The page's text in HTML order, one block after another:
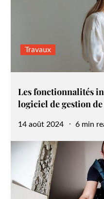
Travaux
Les fonctionnalités
logiciel de gestion
Posted
14 août 2024 6 min